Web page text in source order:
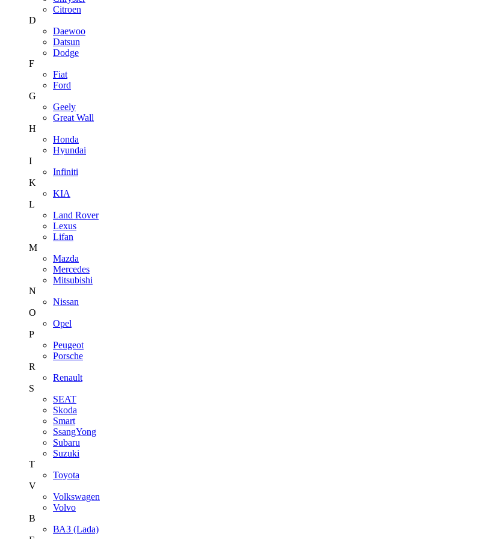
Citroen
D
Daewoo
Datsun
Dodge
F
Fiat
Ford
G
Geely
Great Wall
H
Honda
Hyundai
I
Infiniti
K
KIA
L
Land Rover
Lexus
Lifan
M
Mazda
Mercedes
Mitsubishi
N
Nissan
O
Opel
P
Peugeot
Porsche
R
Renault
S
SEAT
Skoda
Smart
SsangYong
Subaru
Suzuki
T
Toyota
V
Volkswagen
Volvo
В
ВАЗ (Lada)